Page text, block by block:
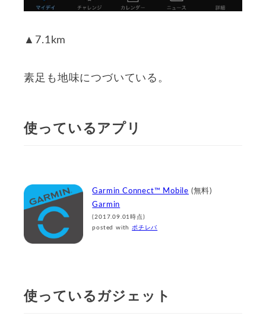
▲7.1km
素足も地味につづいている。
使っているアプリ
Garmin Connect™ Mobile (無料)
Garmin
(2017.09.01時点)
posted with ポチレバ
使っているガジェット